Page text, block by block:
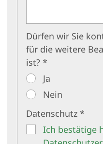
Dürfen wir Sie
für die weitere
ist? *
Ja
Nein
Datenschutz *
Ich bestätige